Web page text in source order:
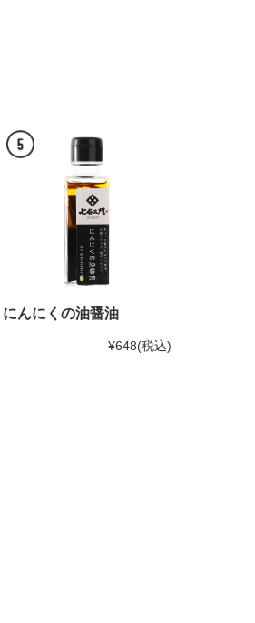
にんにくの油醤油
¥648(税込)